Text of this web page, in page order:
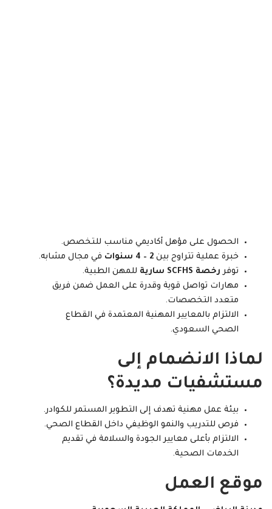
الحصول على مؤهل أكاديمي مناسب للتخصص.
خبرة عملية تتراوح بين 2 – 4 سنوات
في مجال مشابه.
توفر رخصة SCFHS سارية
للمهن الطبية.
مهارات تواصل قوية وقدرة على العمل ضمن فريق
متعدد التخصصات.
الالتزام بالمعايير المهنية المعتمدة في القطاع
الصحي السعودي.
لماذا الانضمام إلى
مستشفيات مديدة؟
بيئة عمل مهنية تهدف إلى التطوير المستمر للكوادر.
فرص للتدريب والنمو الوظيفي داخل القطاع الصحي.
الالتزام بأعلى معايير الجودة والسلامة في تقديم
الخدمات الصحية.
موقع العمل